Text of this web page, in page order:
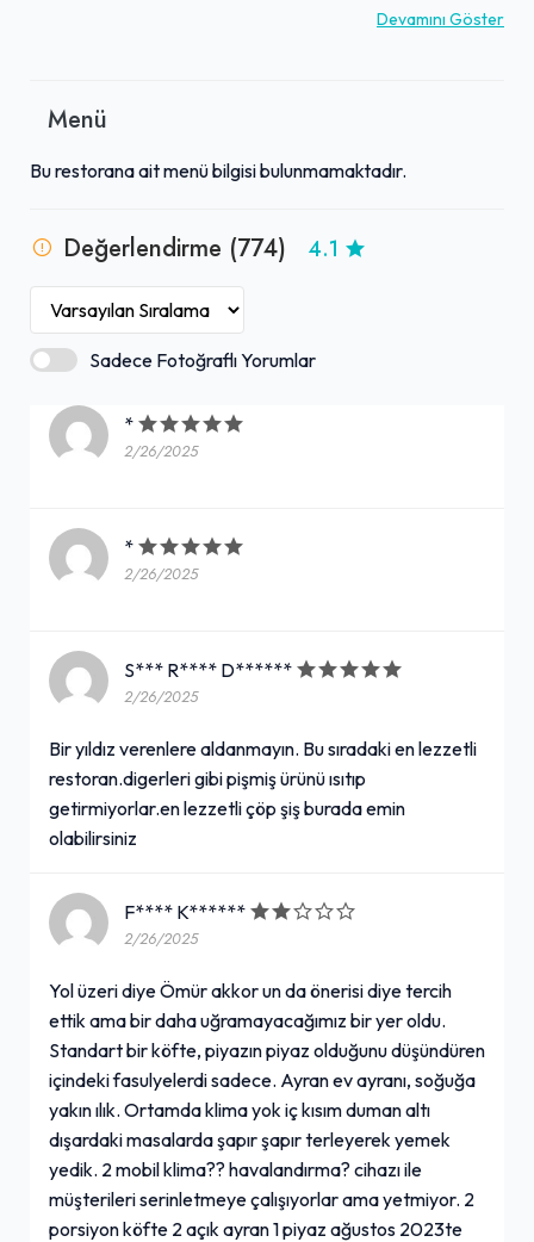
birçok kişi tarafından tavsiye edilmektedir. İşletme, güler
sıkça belirtilmektedir. Sunulan ürünlerin lezzeti ve porsiyon
olduğu belirtilmekte, mekanın huzurlu atmosferi de
olması sebebiyle özellikle seyahat edenler için ideal bir
tercih olan Köfteci Tahsin, bazı misafirlerine araç yıkama
gibi ek hizmetler de sunabilmektedir.
Devamını Göster
Menü
Bu restorana ait menü bilgisi bulunmamaktadır.
Değerlendirme (774) 4.1
Sadece Fotoğraflı Yorumlar
*
2/26/2025
*
2/26/2025
S*** R**** D******
2/26/2025
Bir yıldız verenlere aldanmayın. Bu sıradaki en lezzetli
restoran.digerleri gibi pişmiş ürünü ısıtıp
getirmiyorlar.en lezzetli çöp şiş burada emin
olabilirsiniz
F**** K******
2/26/2025
Yol üzeri diye Ömür akkor un da önerisi diye tercih
ettik ama bir daha uğramayacağımız bir yer oldu.
Standart bir köfte, piyazın piyaz olduğunu düşündüren
içindeki fasulyelerdi sadece. Ayran ev ayranı, soğuğa
yakın ılık. Ortamda klima yok iç kısım duman altı
dışardaki masalarda şapır şapır terleyerek yemek
yedik. 2 mobil klima?? havalandırma? cihazı ile
müşterileri serinletmeye çalışıyorlar ama yetmiyor. 2
porsiyon köfte 2 açık ayran 1 piyaz ağustos 2023te